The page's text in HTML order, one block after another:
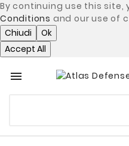
By continuing use this site,
Conditions and our use of
Chiudi
Ok
Accept All
